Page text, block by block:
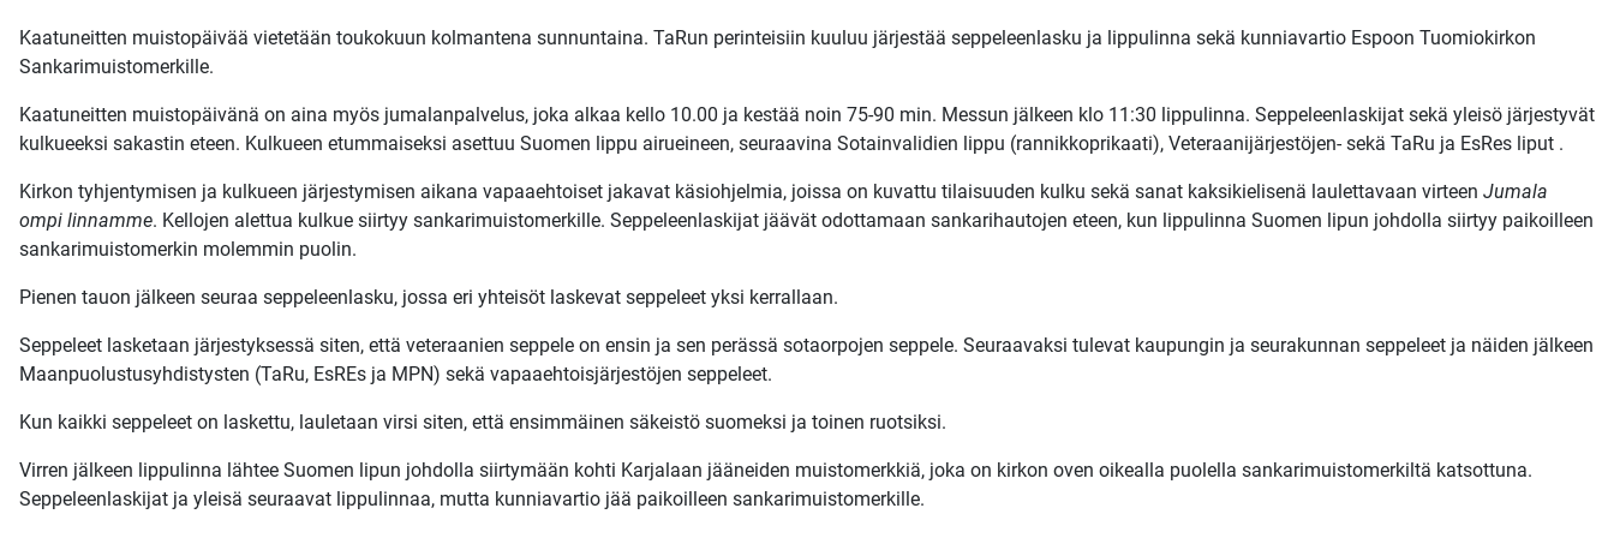
Kaatuneitten muistopäivää vietetään toukokuun kolmantena sunnuntaina. TaRun perinteisiin kuuluu järjestää seppeleenlasku ja lippulinna sekä kunniavartio Espoon Tuomiokirkon
Sankarimuistomerkille.
Kaatuneitten muistopäivänä on aina myös jumalanpalvelus, joka alkaa kello 10.00 ja kestää noin 75-90 min. Messun jälkeen klo 11:30 lippulinna. Seppeleenlaskijat sekä yleisö järjestyvät
kulkueeksi sakastin eteen. Kulkueen etummaiseksi asettuu Suomen lippu airueineen, seuraavina Sotainvalidien lippu (rannikkoprikaati), Veteraanijärjestöjen- sekä TaRu ja EsRes liput .
Kirkon tyhjentymisen ja kulkueen järjestymisen aikana vapaaehtoiset jakavat käsiohjelmia, joissa on kuvattu tilaisuuden kulku sekä sanat kaksikielisenä laulettavaan virteen Jumala
ompi linnamme. Kellojen alettua kulkue siirtyy sankarimuistomerkille. Seppeleenlaskijat jäävät odottamaan sankarihautojen eteen, kun lippulinna Suomen lipun johdolla siirtyy paikoilleen
sankarimuistomerkin molemmin puolin.
Pienen tauon jälkeen seuraa seppeleenlasku, jossa eri yhteisöt laskevat seppeleet yksi kerrallaan.
Seppeleet lasketaan järjestyksessä siten, että veteraanien seppele on ensin ja sen perässä sotaorpojen seppele. Seuraavaksi tulevat kaupungin ja seurakunnan seppeleet ja näiden jälkeen
Maanpuolustusyhdistysten (TaRu, EsREs ja MPN) sekä vapaaehtoisjärjestöjen seppeleet.
Kun kaikki seppeleet on laskettu, lauletaan virsi siten, että ensimmäinen säkeistö suomeksi ja toinen ruotsiksi.
Virren jälkeen lippulinna lähtee Suomen lipun johdolla siirtymään kohti Karjalaan jääneiden muistomerkkiä, joka on kirkon oven oikealla puolella sankarimuistomerkiltä katsottuna.
Seppeleenlaskijat ja yleisä seuraavat lippulinnaa, mutta kunniavartio jää paikoilleen sankarimuistomerkille.